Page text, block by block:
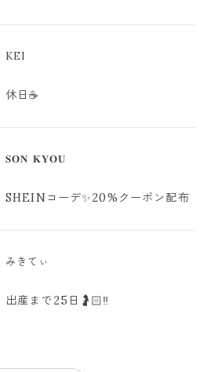
KEI
休日☕️
𝐒𝐎𝐍 𝐊𝐘𝐎𝐔
SHEINコーデ✨20%クーポン配布
みきてぃ
出産まで25日🤰🏻‼️